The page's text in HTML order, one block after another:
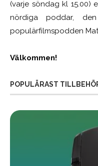
(varje söndag kl 15.00)
nördiga poddar,
populärfilmspodden
Välkommen!
POPULÄRAST